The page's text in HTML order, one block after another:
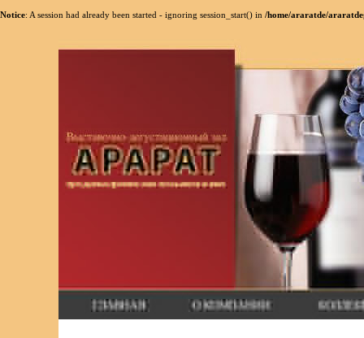
Notice: A session had already been started - ignoring session_start() in /home/araratde/